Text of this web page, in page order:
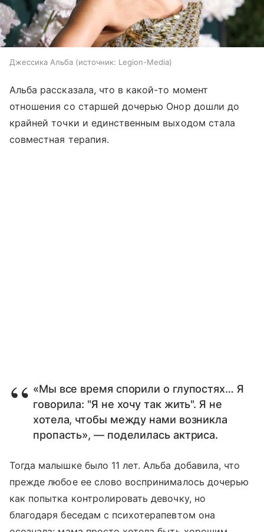
Джессика Альба источник: Legion-Media
Альба рассказала, что в какой-то момент
отношения со старшей дочерью Онор дошли до
крайней точки и единственным выходом стала
совместная терапия.
«Мы все время спорили о глупостях… Я
говорила: "Я не хочу так жить". Я не
хотела, чтобы между нами возникла
пропасть», — поделилась актриса.
Тогда малышке было 11 лет. Альба добавила, что
прежде любое ее слово воспринималось дочерью
как попытка контролировать девочку, но
благодаря беседам с психотерапевтом она